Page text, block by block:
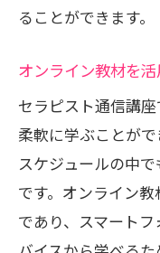
職場で役
セラピス
未来のニ
セラピスト通
技術を習得
プロフェ
プラン
ることができます。
オンライン教材を
セラピスト通信講
柔軟に学ぶことが
スケジュールの中
です。オンライン
であり、スマート